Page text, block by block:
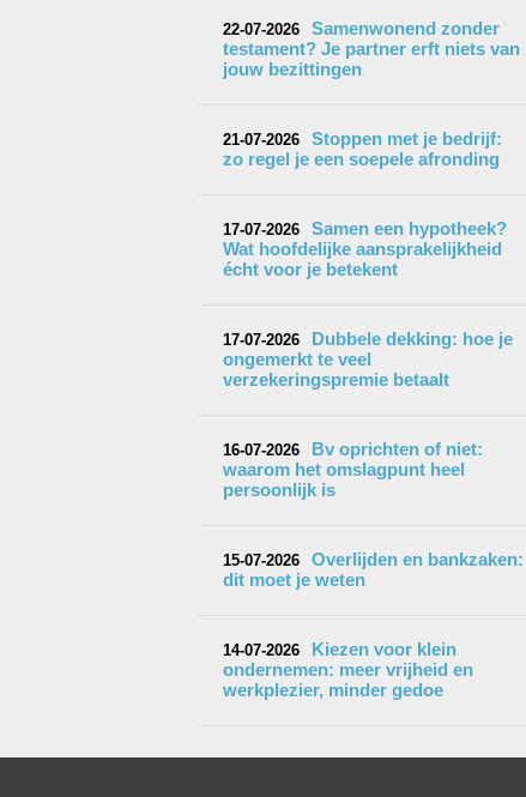
22-07-2026
Samenwonend zonder
testament? Je partner erft niets van
jouw bezittingen
21-07-2026
Stoppen met je bedrijf:
zo regel je een soepele afronding
17-07-2026
Samen een hypotheek?
Wat hoofdelijke aansprakelijkheid
écht voor je betekent
17-07-2026
Dubbele dekking: hoe je
ongemerkt te veel
verzekeringspremie betaalt
16-07-2026
Bv oprichten of niet:
waarom het omslagpunt heel
persoonlijk is
15-07-2026
Overlijden en bankzaken:
dit moet je weten
14-07-2026
Kiezen voor klein
ondernemen: meer vrijheid en
werkplezier, minder gedoe